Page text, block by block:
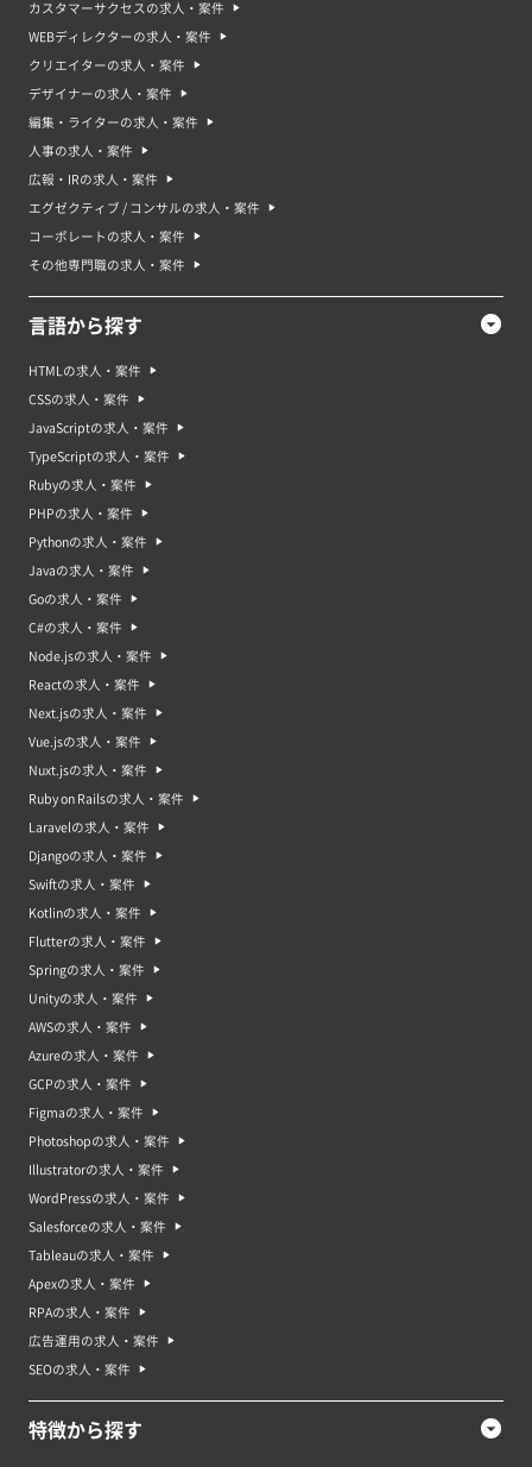
カスタマーサクセスの求人・案件
WEBディレクターの求人・案件
クリエイターの求人・案件
デザイナーの求人・案件
編集・ライターの求人・案件
人事の求人・案件
広報・IRの求人・案件
エグゼクティブ / コンサルの求人・案件
コーポレートの求人・案件
その他専門職の求人・案件
言語から探す
HTMLの求人・案件
CSSの求人・案件
JavaScriptの求人・案件
TypeScriptの求人・案件
Rubyの求人・案件
PHPの求人・案件
Pythonの求人・案件
Javaの求人・案件
Goの求人・案件
C#の求人・案件
Node.jsの求人・案件
Reactの求人・案件
Next.jsの求人・案件
Vue.jsの求人・案件
Nuxt.jsの求人・案件
Ruby on Railsの求人・案件
Laravelの求人・案件
Djangoの求人・案件
Swiftの求人・案件
Kotlinの求人・案件
Flutterの求人・案件
Springの求人・案件
Unityの求人・案件
AWSの求人・案件
Azureの求人・案件
GCPの求人・案件
Figmaの求人・案件
Photoshopの求人・案件
Illustratorの求人・案件
WordPressの求人・案件
Salesforceの求人・案件
Tableauの求人・案件
Apexの求人・案件
RPAの求人・案件
広告運用の求人・案件
SEOの求人・案件
特徴から探す